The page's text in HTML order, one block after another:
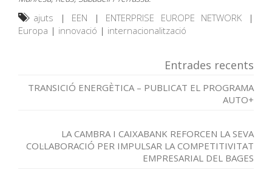
ajuts | EEN | ENTERPRISE EUROPE NETWORK |
Europa | innovació | internacionalització
Entrades recents
TRANSICIÓ ENERGÈTICA – PUBLICAT EL PROGRAMA
AUTO+
LA CAMBRA I CAIXABANK REFORCEN LA SEVA
COL·LABORACIÓ PER IMPULSAR LA COMPETITIVITAT
EMPRESARIAL DEL BAGES